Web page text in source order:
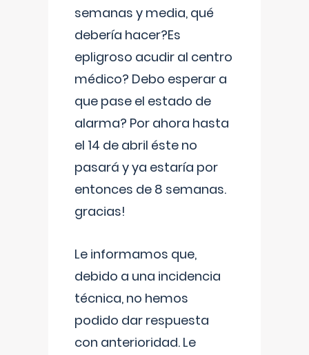
semanas y media, qué
debería hacer?Es
epligroso acudir al centro
médico? Debo esperar a
que pase el estado de
alarma? Por ahora hasta
el 14 de abril éste no
pasará y ya estaría por
entonces de 8 semanas.
gracias!
Le informamos que,
debido a una incidencia
técnica, no hemos
podido dar respuesta
con anterioridad. Le